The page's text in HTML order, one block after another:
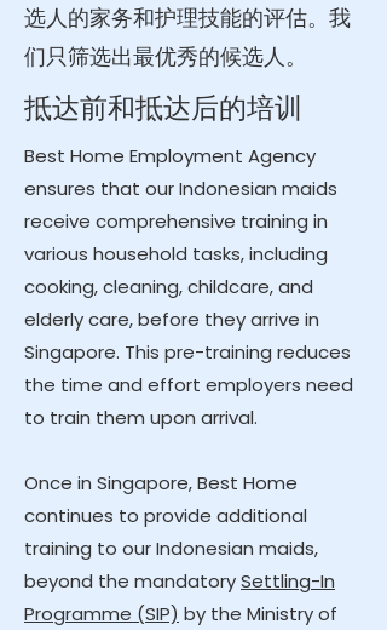
选人的家务和护理技能的评估。我
们只筛选出最优秀的候选人。
抵达前和抵达后的培训
Best Home Employment Agency
ensures that our Indonesian maids
receive comprehensive training in
various household tasks, including
cooking, cleaning, childcare, and
elderly care, before they arrive in
Singapore. This pre-training reduces
the time and effort employers need
to train them upon arrival.
Once in Singapore, Best Home
continues to provide additional
training to our Indonesian maids,
beyond the mandatorySettling-In
Programme (SIP) by the Ministry of